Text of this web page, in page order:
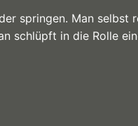
springen. Man
schlüpft in die Rolle